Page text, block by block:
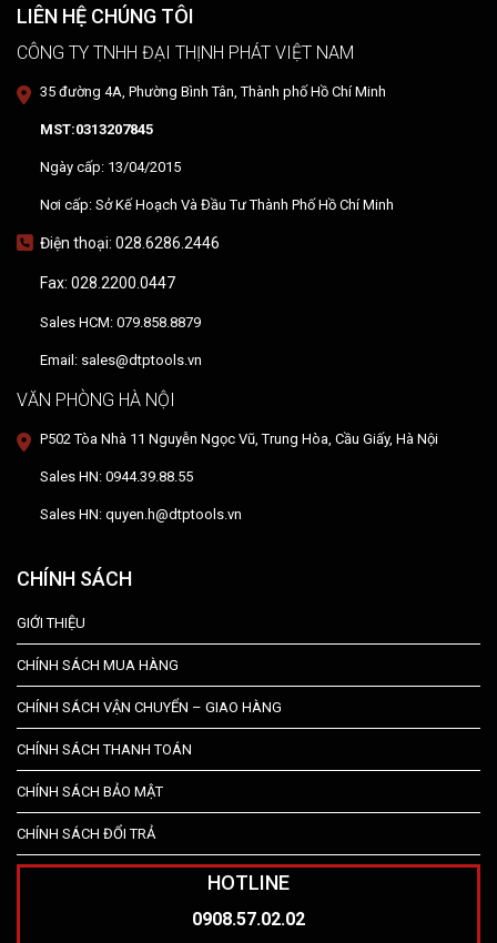
LIÊN HỆ CHÚNG TÔI
CÔNG TY TNHH ĐẠI THỊNH PHÁT VIỆT NAM
35 đường 4A, Phường Bình Tân, Thành phố Hồ Chí Minh
MST:0313207845
Ngày cấp: 13/04/2015
Nơi cấp: Sở Kế Hoạch Và Đầu Tư Thành Phố Hồ Chí Minh
Điện thoại: 028.6286.2446
Fax: 028.2200.0447
Sales HCM: 079.858.8879
Email: sales@dtptools.vn
VĂN PHÒNG HÀ NỘI
P502 Tòa Nhà 11 Nguyễn Ngọc Vũ, Trung Hòa, Cầu Giấy, Hà Nội
Sales HN: 0944.39.88.55
Sales HN: quyen.h@dtptools.vn
CHÍNH SÁCH
GIỚI THIỆU
CHÍNH SÁCH MUA HÀNG
CHÍNH SÁCH VẬN CHUYỂN – GIAO HÀNG
CHÍNH SÁCH THANH TOÁN
CHÍNH SÁCH BẢO MẬT
CHÍNH SÁCH ĐỔI TRẢ
HOTLINE
0908.57.02.02